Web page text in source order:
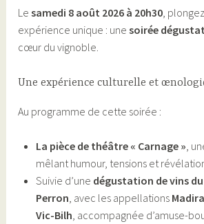
Lesamedi 8 août 2026 à 20h30 ,
expérience unique : unesoirée
cœur du vignoble.
Une expérience culturelle et
Au programme de cette soirée :
La pièce de théâtre « Carnage »,
mêlant humour, tensions et
Suivie d’une dégustation de vins
Perron, avec les appellations
Vic-Bilh, accompagnée d’amuse-